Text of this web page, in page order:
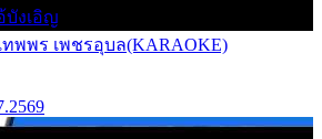
บังเอิญ
ทพพร เพชรอุบล(KARAOKE)